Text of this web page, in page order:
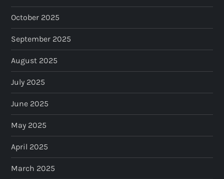
October 2025
September 2025
August 2025
July 2025
June 2025
May 2025
April 2025
March 2025